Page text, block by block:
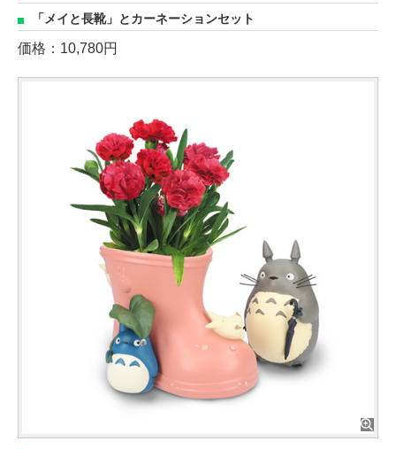
「メイと長靴」とカーネーションセット
価格：10,780円